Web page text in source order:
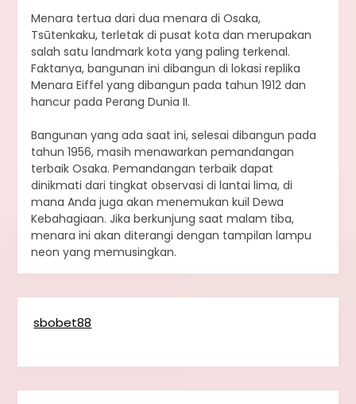
Menara tertua dari dua menara di Osaka,
Tsūtenkaku, terletak di pusat kota dan merupakan
salah satu landmark kota yang paling terkenal.
Faktanya, bangunan ini dibangun di lokasi replika
Menara Eiffel yang dibangun pada tahun 1912 dan
hancur pada Perang Dunia II.
Bangunan yang ada saat ini, selesai dibangun pada
tahun 1956, masih menawarkan pemandangan
terbaik Osaka. Pemandangan terbaik dapat
dinikmati dari tingkat observasi di lantai lima, di
mana Anda juga akan menemukan kuil Dewa
Kebahagiaan. Jika berkunjung saat malam tiba,
menara ini akan diterangi dengan tampilan lampu
neon yang memusingkan.
sbobet88